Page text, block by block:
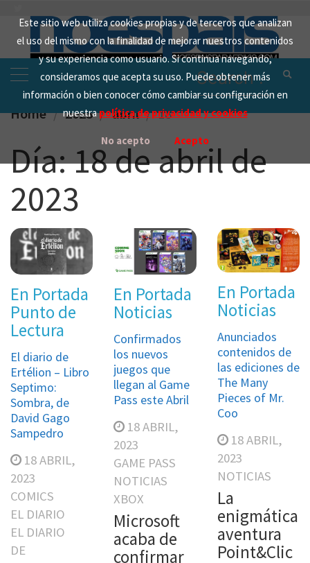
Este sitio web utiliza cookies propias y de terceros que analizan
el uso del mismo con la finalidad de mejorar nuestros contenidos
y su experiencia como usuario. Si continua navegando,
consideramos que acepta su uso. Puede obtener más
información o bien conocer cómo cambiar su configuración en
nuestrapolítica de privacidad y cookies
No acepto Acepto
content
Search
for:
Home 2023 abril 18
Día:18 de abril de
2023
En Portada
Punto de
Lectura
El diario de
Ertélion – Libro
Septimo:
Sombra, de
David Gago
Sampedro
18 ABRIL,
2023
COMICS
EL DIARIO
EL DIARIO
DE
En Portada
Noticias
Confirmados
los nuevos
juegos que
llegan al Game
Pass este Abril
18 ABRIL,
2023
GAME PASS
NOTICIAS
XBOX
Microsoft
acaba de
confirmar
En Portada
Noticias
Anunciados
contenidos de
las ediciones de
The Many
Pieces of Mr.
Coo
18 ABRIL,
2023
NOTICIAS
La
enigmática
aventura
Point&Clic